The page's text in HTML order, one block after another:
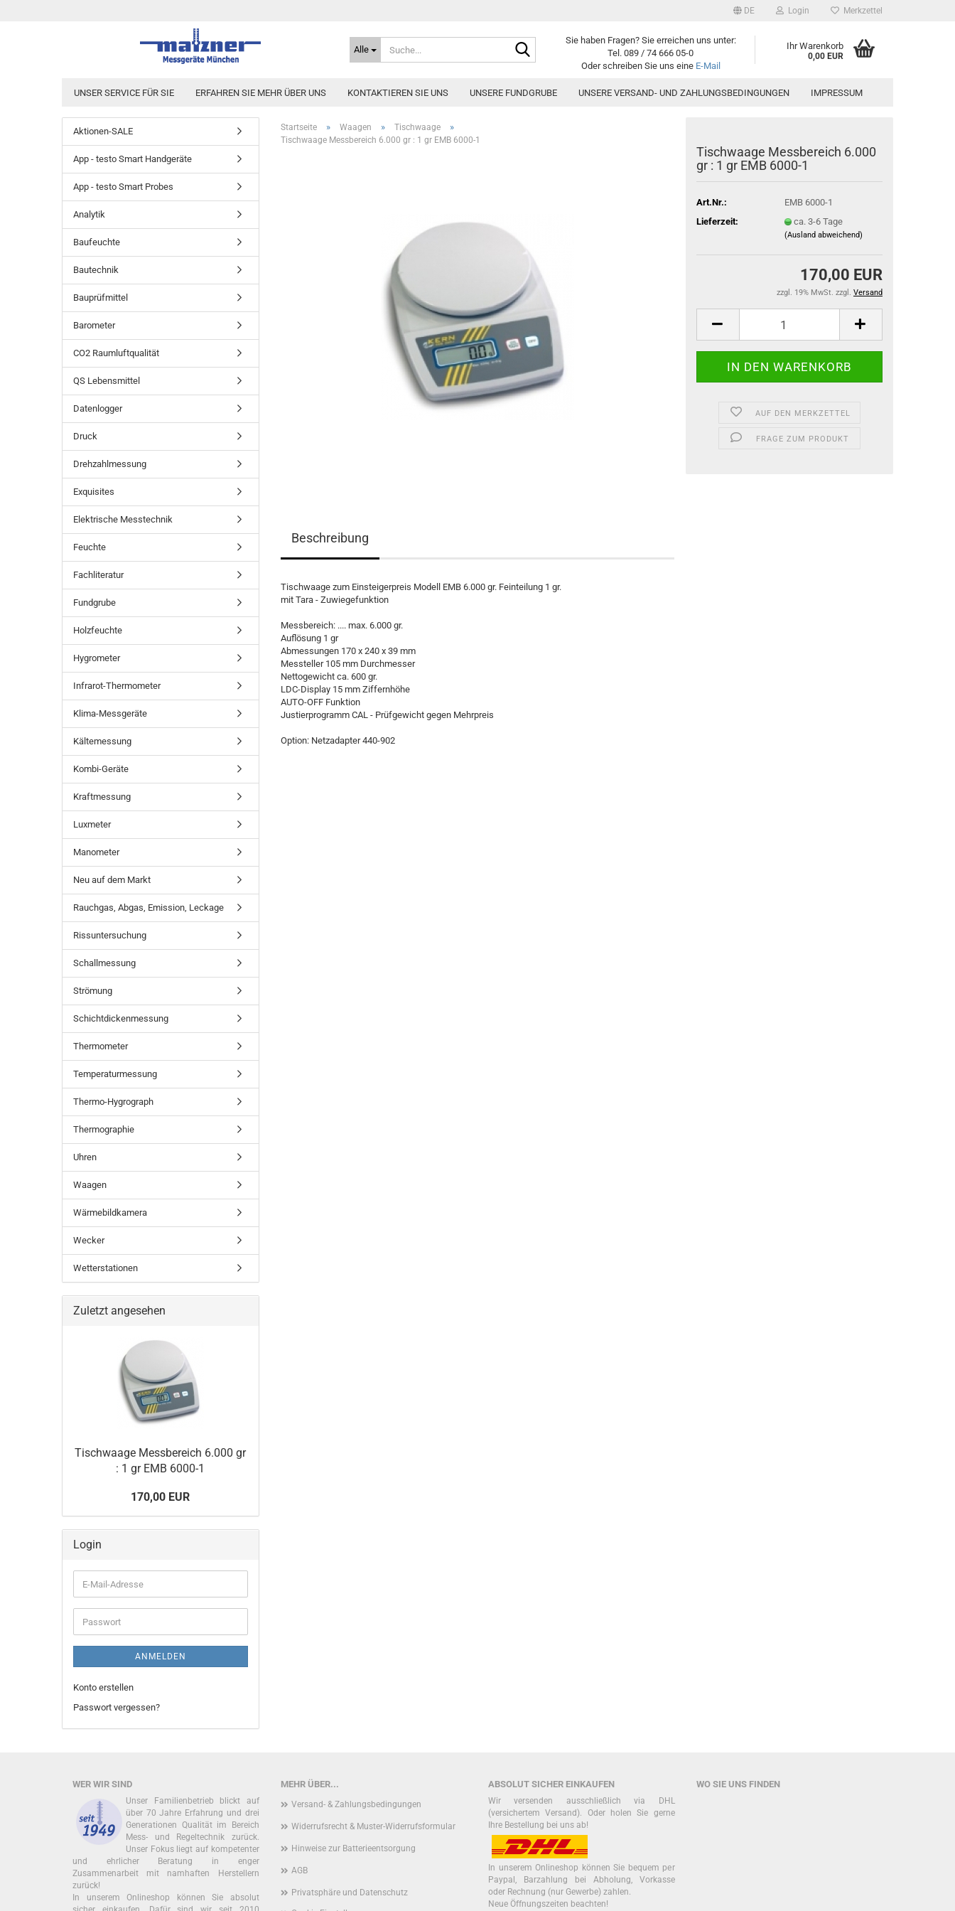
DE Login Merkzettel
Alle
Suche...Sie haben Fragen? Sie erreichen uns unter:
Tel. 089 / 74 666 05-0
Oder schreiben Sie uns eine E-Mail
Ihr Warenkorb
0,00 EUR
UNSER SERVICE FÜR SIE ERFAHREN SIE MEHR ÜBER UNS KONTAKTIEREN SIE UNS UNSERE FUNDGRUBE UNSERE VERSAND- UND ZAHLUNGSBEDINGUNGEN IMPRESSUM
Startseite » Waagen » Tischwaage »
Tischwaage Messbereich 6.000 gr : 1 gr EMB 6000-1
Tischwaage Messbereich 6.000
gr : 1 gr EMB 6000-1
Art.Nr.:
EMB 6000-1
Lieferzeit:
ca. 3-6 Tage
(Ausland abweichend)
170,00 EUR
zzgl. 19% MwSt. zzgl. Versand
AUF DEN MERKZETTEL
FRAGE ZUM PRODUKT
Beschreibung
Tischwaage zum Einsteigerpreis Modell EMB 6.000 gr. Feinteilung 1 gr.
mit Tara - Zuwiegefunktion
Messbereich: .... max. 6.000 gr.
Auflösung 1 gr
Abmessungen 170 x 240 x 39 mm
Messteller 105 mm Durchmesser
Nettogewicht ca. 600 gr.
LDC-Display 15 mm Ziffernhöhe
AUTO-OFF Funktion
Justierprogramm CAL - Prüfgewicht gegen Mehrpreis
Option: Netzadapter 440-902
Aktionen-SALE
App - testo Smart Handgeräte
App - testo Smart Probes
Analytik
Baufeuchte
Bautechnik
Bauprüfmittel
Barometer
CO2 Raumluftqualität
QS Lebensmittel
Datenlogger
Druck
Drehzahlmessung
Exquisites
Elektrische Messtechnik
Feuchte
Fachliteratur
Fundgrube
Holzfeuchte
Hygrometer
Infrarot-Thermometer
Klima-Messgeräte
Kältemessung
Kombi-Geräte
Kraftmessung
Luxmeter
Manometer
Neu auf dem Markt
Rauchgas, Abgas, Emission, Leckage
Rissuntersuchung
Schallmessung
Strömung
Schichtdickenmessung
Thermometer
Temperaturmessung
Thermo-Hygrograph
Thermographie
Uhren
Waagen
Wärmebildkamera
Wecker
Wetterstationen
Zuletzt angesehen
Tischwaage Messbereich 6.000 gr
: 1 gr EMB 6000-1
170,00 EUR
Login
E-
Mail-
Adresse
Passwort
ANMELDEN
Konto erstellen
Passwort vergessen?
MEHR ÜBER...
Versand- & Zahlungsbedingungen
Widerrufsrecht & Muster-Widerrufsformular
Hinweise zur Batterieentsorgung
AGB
Privatsphäre und Datenschutz
ABSOLUT SICHER EINKAUFEN
Wir versenden ausschließlich via DHL
(versichertem Versand). Oder holen Sie gerne
Ihre Bestellung bei uns ab!
In unserem Onlineshop können Sie bequem per
Paypal, Barzahlung bei Abholung, Vorkasse
oder Rechnung (nur Gewerbe) zahlen.
Neue Öffnungszeiten beachten!
WO SIE UNS FINDEN
WER WIR SIND
Unser Familienbetrieb blickt auf
über 70 Jahre Erfahrung und drei
Generationen Qualität im Bereich
Mess- und Regeltechnik zurück.
Unser Fokus liegt auf kompetenter
und ehrlicher Beratung in enger
Zusammenarbeit mit namhaften Herstellern
zurück!
In unserem Onlineshop können Sie absolut